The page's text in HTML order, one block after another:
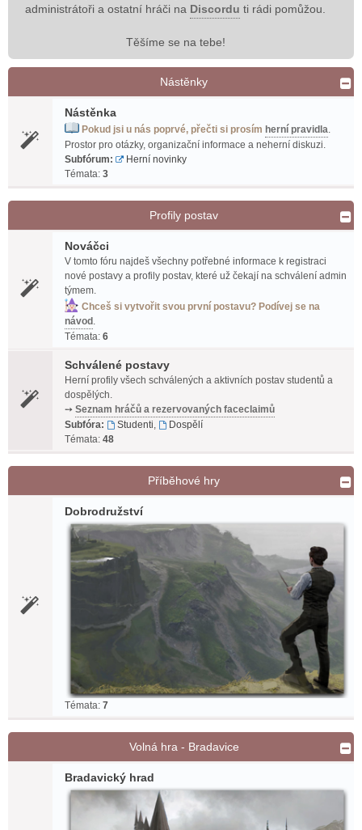
administrátoři a ostatní hráči na Discordu ti rádi pomůžou.
Těšíme se na tebe!
Nástěnky
Nástěnka
Pokud jsi u nás poprvé, přečti si prosím herní pravidla.
Prostor pro otázky, organizační informace a neherní diskuzi.
Subfórum:
Herní novinky
Témata: 3
Profily postav
Nováčci
V tomto fóru najdeš všechny potřebné informace k registraci
nové postavy a profily postav, které už čekají na schválení admin
týmem.
Chceš si vytvořit svou první postavu? Podívej se na
návod .
Témata: 6
Schválené postavy
Herní profily všech schválených a aktivních postav studentů a
dospělých.
➙ Seznam hráčů a rezervovaných faceclaimů
Subfóra:
Studenti,
Dospělí
Témata: 48
Příběhové hry
Dobrodružství
Témata: 7
Volná hra - Bradavice
Bradavický hrad